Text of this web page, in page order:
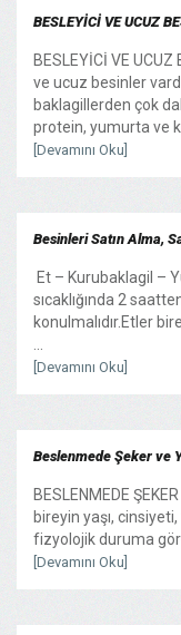
BESLEYİCİ VE UCUZ
BESLEYİCİ VE
ve ucuz besinler
baklagillerden çok
protein, yumurta ve
[Devamını Oku]
Besinleri Satın Alma,
Et – Kurubaklagil –
sıcaklığında 2
konulmalıdır.Etler
[Devamını Oku]
Beslenmede Şeker ve
BESLENMEDE
bireyin yaşı,
fizyolojik duruma
[Devamını Oku]